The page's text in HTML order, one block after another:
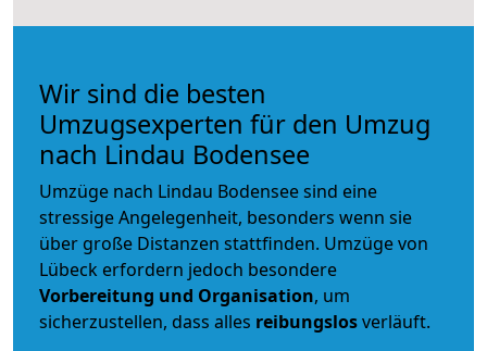
Wir sind die besten
Umzugsexperten für den Umzug
nach Lindau Bodensee
Umzüge nach Lindau Bodensee sind eine
stressige Angelegenheit, besonders wenn sie
über große Distanzen stattfinden. Umzüge von
Lübeck erfordern jedoch besondere
Vorbereitung und Organisation, um
sicherzustellen, dass alles reibungslosverläuft.